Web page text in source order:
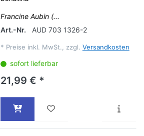
Francine Aubin (...
Art.-Nr.
AUD 703 1326-2
* Preise inkl. MwSt., zzgl. Versandkosten
sofort lieferbar
21,99 € *